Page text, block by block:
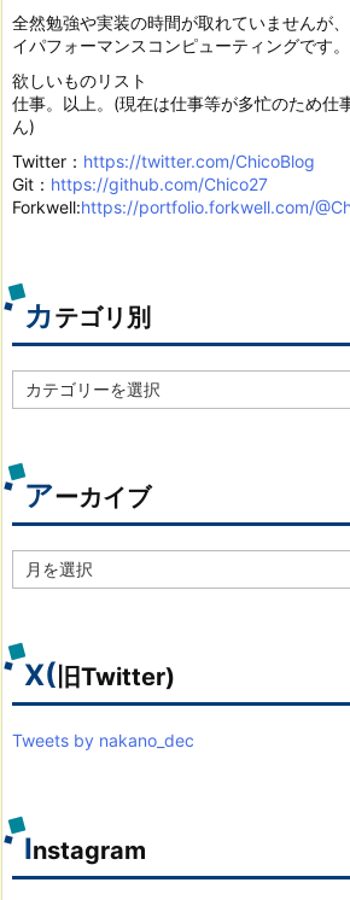
全然勉強や実装の時間が取れていませんが
イパフォーマンスコンピューティングです。
欲しいものリスト
仕事。以上。(現在は仕事等が多忙のため仕
ん)
Twitter： https://twitter.com/ChicoBlog
Git： https://github.com/Chico27
Forkwell:https://portfolio.forkwell.com/
カテゴリ別
テ
別
アーカイブ
ー
ブ
X( 旧Twitter)
Tweets by nakano_dec
Instagram